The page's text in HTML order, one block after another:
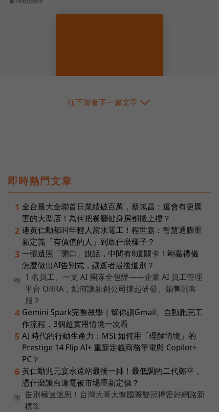
往下滑看下一篇文章
即時熱門文章
1 全台最大全聯首日業績破百萬，蔡篤昌：還會有更厲
害的大型店！為何把餐廳健身房都搬上樓？
2 連黃仁勳都叫年輕人當水電工！程世嘉：智慧通膨重
新定義「有價值的人」到底什麼樣子？
3 一張遺照「開口」說話，中間有8道關卡！翊嘉禮儀
怎麼做出AI告別式，讓逝者最後道別？
PR
1 名員工、一支 AI 團隊全包辦——企業 AI 員工管理
平台 ORRA，如何讓新創公司撐起研發、銷售到客
服？
4 Gemini Spark完整教學｜幫你讀Gmail、自動跑完工
作流程，3個超實用情境一次看
5 AI 時代的行動生產力：MSI 如何用「理解情境」的
Prestige 14 Flip AI+ 重新定義商務筆電與 Copilot+
PC？
6 黃仁勳兆元宴永遠站最後一排！最低調的二代鄭平，
憑什麼讓台達電被市場重新定價？
PR
告別極速迷思！台灣大哥大奪國際雙冠揭密好網路新
標準